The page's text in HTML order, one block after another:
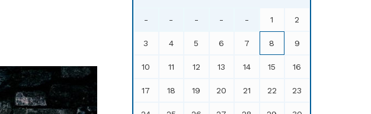
- - - - - 1 2
3 4 5 6 7 8 9
10 11 12 13 14 15 16
17 18 19 20 21 22 23